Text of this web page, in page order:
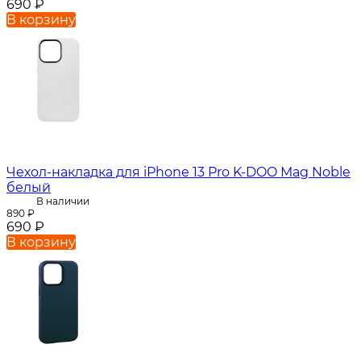
690 ₽
В корзину
Чехол-накладка для iPhone 13 Pro K-DOO Mag Noble
белый
В наличии
890 ₽
690 ₽
В корзину